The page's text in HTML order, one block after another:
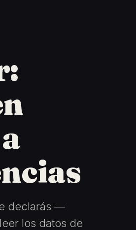
declarás —
los datos de